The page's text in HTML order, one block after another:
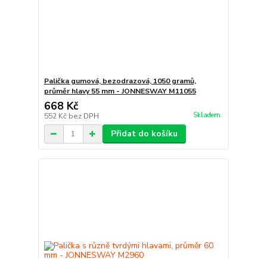
Palička gumová, bezodrazová, 1050 gramů,
průměr hlavy 55 mm - JONNESWAY M11055
668 Kč
552 Kč bez DPH Skladem
Přidat do košíku